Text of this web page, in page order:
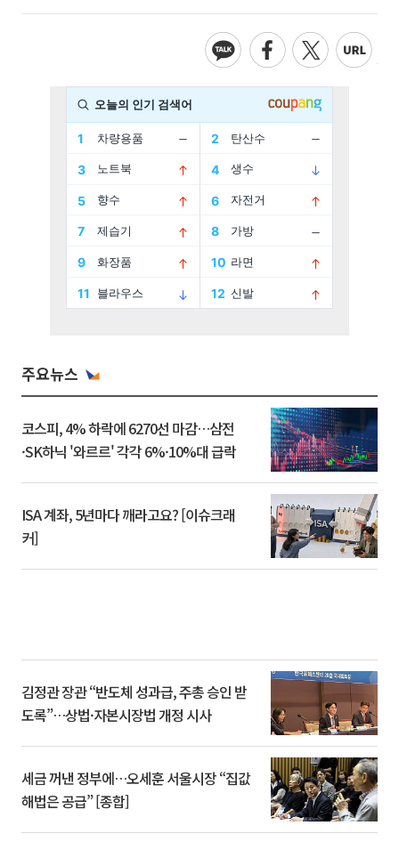
주요뉴스
코스피, 4% 하락에 6270선 마감…삼전
·SK하닉 '와르르' 각각 6%·10%대 급락
ISA 계좌, 5년마다 깨라고요? [이슈크래
커]
김정관 장관 “반도체 성과급, 주총 승인 받
도록”…상법·자본시장법 개정 시사
세금 꺼낸 정부에…오세훈 서울시장 “집값
해법은 공급” [종합]